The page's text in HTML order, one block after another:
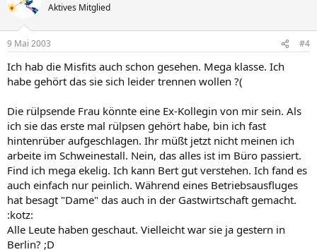
Aktives Mitglied
9 Mai 2003 #4
Ich hab die Misfits auch schon gesehen. Mega klasse. Ich
habe gehört das sie sich leider trennen wollen ?(
Die rülpsende Frau könnte eine Ex-Kollegin von mir sein. Als
ich sie das erste mal rülpsen gehört habe, bin ich fast
hintenrüber aufgeschlagen. Ihr müßt jetzt nicht meinen ich
arbeite im Schweinestall. Nein, das alles ist im Büro passiert.
Find ich mega ekelig. Ich kann Bert gut verstehen. Ich fand es
auch einfach nur peinlich. Während eines Betriebsausfluges
hat besagt "Dame" das auch in der Gastwirtschaft gemacht.
:kotz:
Alle Leute haben geschaut. Vielleicht war sie ja gestern in
Berlin? ;D